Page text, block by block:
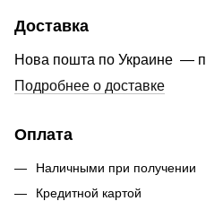
Доставка
Нова пошта по Украине —
Подробнее о доставке
Оплата
Наличными при получении
Кредитной картой